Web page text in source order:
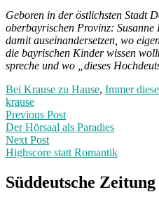
Geboren in der östlichsten Stadt
oberbayrischen Provinz: Susanne
damit auseinandersetzen, wo
die bayrischen Kinder wissen
spreche und wo „dieses
Bei Krause zu Hause, Immer
krause
Post
navigation
Previous PostPrevious
post:
Der Hörsaal als Paradies
Next Post
Highscore statt Romantik
Post:
Süddeutsche Zeitung